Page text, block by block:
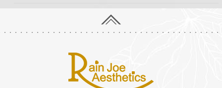
乍看之下，市面上的保養品包裝材質五花八門，排除紙
談，裝盛保養品的容器，主要為塑料、玻璃與金屬三...